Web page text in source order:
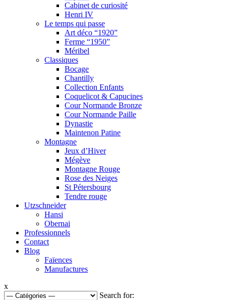
Cabinet de curiosité
Henri IV
Le temps qui passe
Art déco “1920”
Ferme “1950”
Méribel
Classiques
Bocage
Chantilly
Collection Enfants
Coquelicot & Capucines
Cour Normande Bronze
Cour Normande Paille
Dynastie
Maintenon Patine
Montagne
Jeux d’Hiver
Mégève
Montagne Rouge
Rose des Neiges
St Pétersbourg
Tendre rouge
Utzschneider
Hansi
Obernai
Professionnels
Contact
Blog
Faïences
Manufactures
x
Search for: